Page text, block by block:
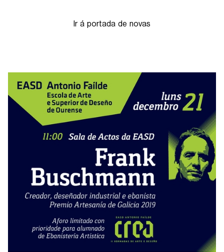
Ir á portada de novas